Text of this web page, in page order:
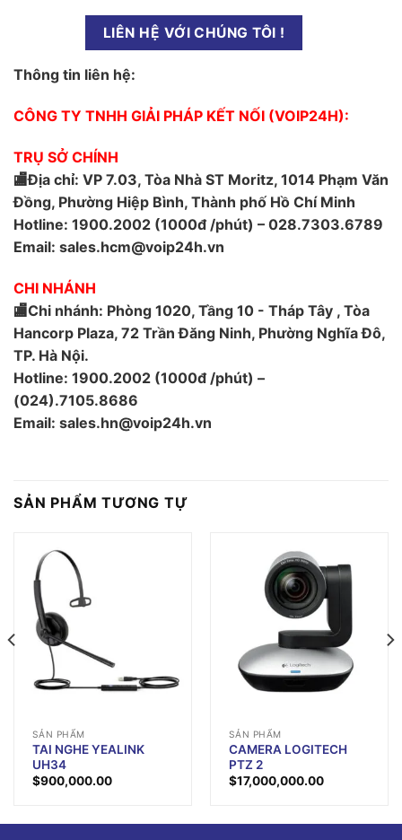
LIÊN HỆ VỚI CHÚNG TÔI !
Thông tin liên hệ:
CÔNG TY TNHH GIẢI PHÁP KẾT NỐI (VOIP24H):
TRỤ SỞ CHÍNH
🏬Địa chỉ: VP 7.03, Tòa Nhà ST Moritz, 1014 Phạm Văn
Đồng, Phường Hiệp Bình, Thành phố Hồ Chí Minh
Hotline: 1900.2002 (1000đ /phút) – 028.7303.6789
Email: sales.hcm@voip24h.vn
CHI NHÁNH
🏬Chi nhánh: Phòng 1020, Tầng 10 - Tháp Tây , Tòa
Hancorp Plaza, 72 Trần Đăng Ninh, Phường Nghĩa Đô,
TP. Hà Nội.
Hotline: 1900.2002 (1000đ /phút) –
(024).7105.8686
Email: sales.hn@voip24h.vn
SẢN PHẨM TƯƠNG TỰ
SẢN PHẨM
TAI NGHE YEALINK
UH34
$900,000.00
SẢN PHẨM
CAMERA LOGITECH
PTZ 2
$17,000,000.00